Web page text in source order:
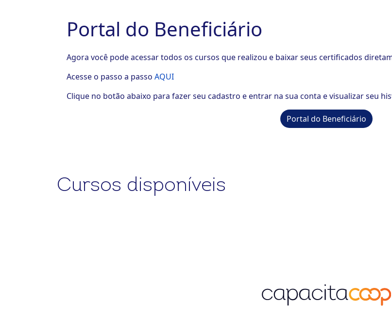
Portal do Beneficiário
Agora você pode acessar todos os cursos que realizou e baixar seus certificados
Acesse o passo a passo AQUI
Clique no botão abaixo para fazer seu cadastro e entrar na sua conta e visualizar seu
Portal do Beneficiário
Cursos disponíveis